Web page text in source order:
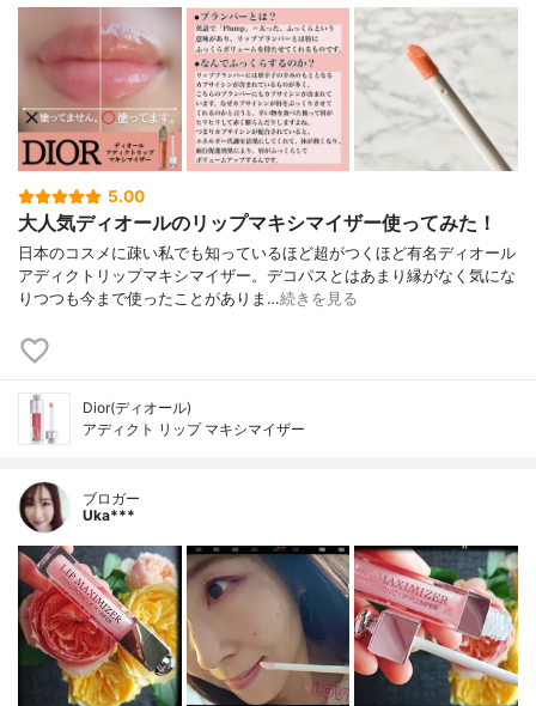
5.00
大人気ディオールのリップマキシマイザー使ってみた！
日本のコスメに疎い私でも知っているほど超がつくほど有名ディオール
アディクトリップマキシマイザー。デコパスとはあまり縁がなく気にな
りつつも今まで使ったことがありま…続きを見る
Dior(ディオール)
アディクト リップ マキシマイザー
ブロガー
Uka***